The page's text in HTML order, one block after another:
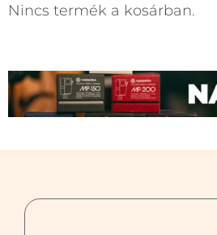
Nincs termék a kosárban.